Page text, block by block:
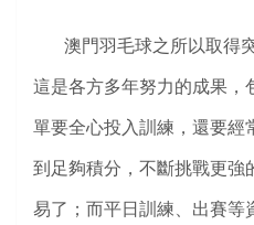
澳門羽毛球之所以取得突
這是各方多年努力的成果，
單要全心投入訓練，還要經
到足夠積分，不斷挑戰更強
易了；而平日訓練、出賽等